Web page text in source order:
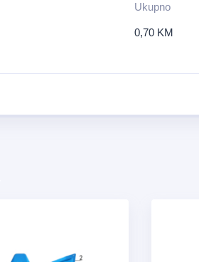
Ukupno
0,70 KM